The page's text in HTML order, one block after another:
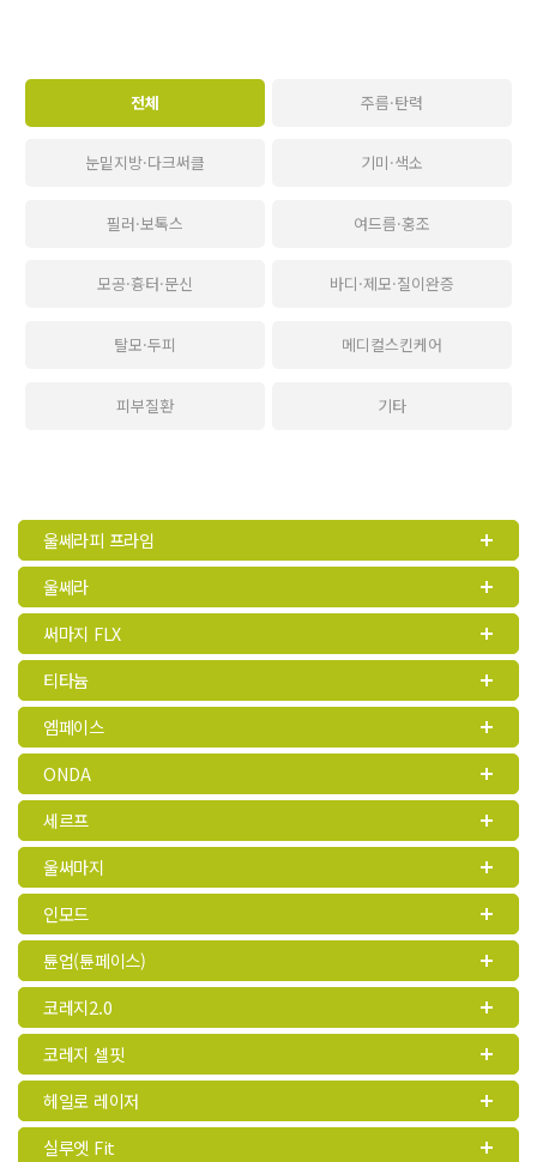
전체 주름·탄력
눈밑지방·다크써클 기미·색소
필러·보톡스 여드름·홍조
모공·흉터·문신 바디·제모·질이완증
탈모·두피 메디컬스킨케어
피부질환 기타
울쎄라피 프라임
울쎄라
써마지 FLX
티타늄
엠페이스
ONDA
세르프
울써마지
인모드
튠업(튠페이스)
코레지2.0
코레지 셀핏
헤일로 레이저
실루엣 Fit